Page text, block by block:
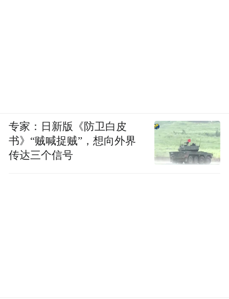
专家：日新版《防卫白皮
书》“贼喊捉贼”，想向外界
传达三个信号